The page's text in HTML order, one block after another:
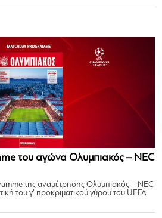
του αγώνα Ολυμπιακός – NEC
της αναμέτρησης Ολυμπιακός – NEC
του γ’ προκριματικού γύρου του UEFA